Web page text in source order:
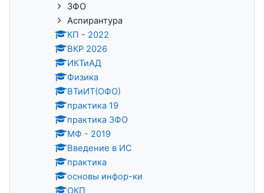
ЗФО
Аспирантура
КП - 2022
ВКР 2026
ИКТиАД
Физика
ВТиИТ(ОФО)
практика 19
практика ЗФО
МФ - 2019
Введение в ИС
практика
основы инфор-ки
ОКП